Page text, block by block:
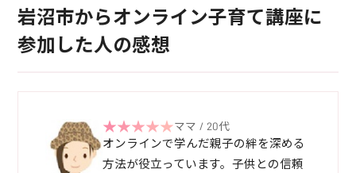
岩沼市からオンライン子育て講座に
参加した人の感想
ママ / 20代
オンラインで学んだ親子の絆を深める
方法が役立っています。子供との信頼